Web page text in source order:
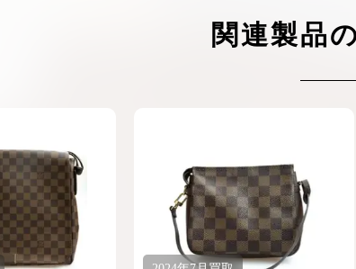
取相場や高く売れるコツを解説
関連製品